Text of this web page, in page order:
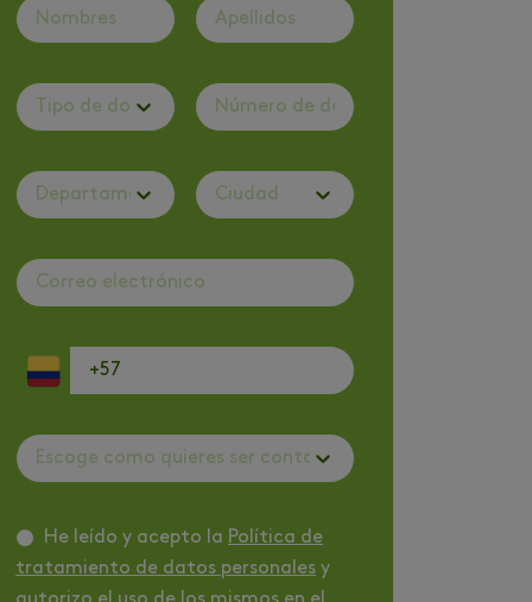
Tipo de documento
Departamento Ciudad
Escoge como quieres ser contactado
He leído y acepto la Política de
tratamiento de datos personales y